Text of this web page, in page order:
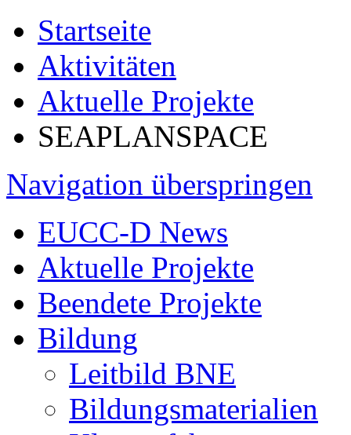
Startseite
Aktivitäten
Aktuelle Projekte
SEAPLANSPACE
Navigation überspringen
EUCC-D News
Aktuelle Projekte
Beendete Projekte
Bildung
Leitbild BNE
Bildungsmaterialien